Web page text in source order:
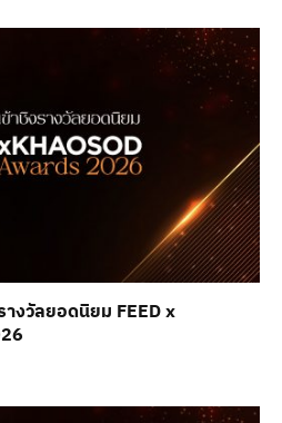
งวัลยอดนิยม FEED x